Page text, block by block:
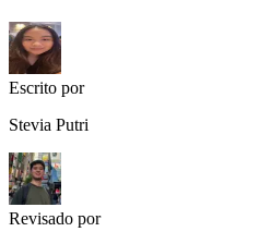
Escrito por
Stevia Putri
Revisado por